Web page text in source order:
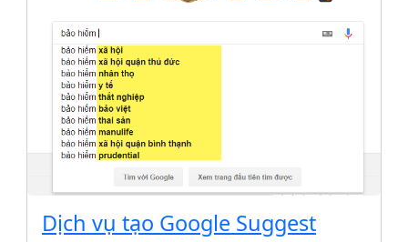
Dịch vụ tạo Google Suggest